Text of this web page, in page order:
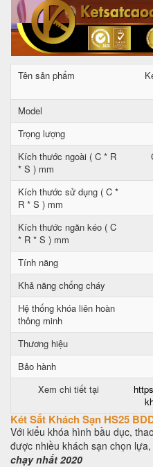
Tên sản phẩm
Model
Trọng lượng
Kích thước ngoài ( C * R
* S ) mm
Kích thước sử dụng ( C *
R * S ) mm
Kích thước ngăn kéo ( C
* R * S ) mm
Tính năng
Khả năng chống cháy
Hệ thống khóa liên hoàn
thông minh
Thương hiệu
Bảo hành
Xem chi tiết tại
Két Sắt Khách Sạn HS25
Với kiểu khóa hình bầu dục,
được nhiều khách sạn chọn
chạy nhất 2020